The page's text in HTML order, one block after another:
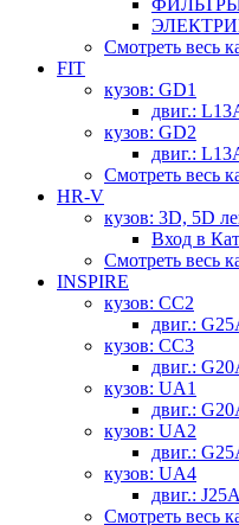
Смотреть весь
FIT
кузов: GD1
двиг.:
кузов: GD2
двиг.:
Смотреть весь
HR-V
кузов: 3D, 5D
Вход в
Смотреть весь
INSPIRE
кузов: CC2
двиг.:
кузов: CC3
двиг.:
кузов: UA1
двиг.:
кузов: UA2
двиг.:
кузов: UA4
двиг.: J25A
Смотреть весь